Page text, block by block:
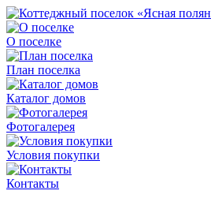
О поселке
План поселка
Каталог домов
Фотогалерея
Условия покупки
Контакты